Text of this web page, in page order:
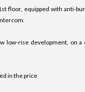
floor, equipped with anti-
low-rise development, on
in the price